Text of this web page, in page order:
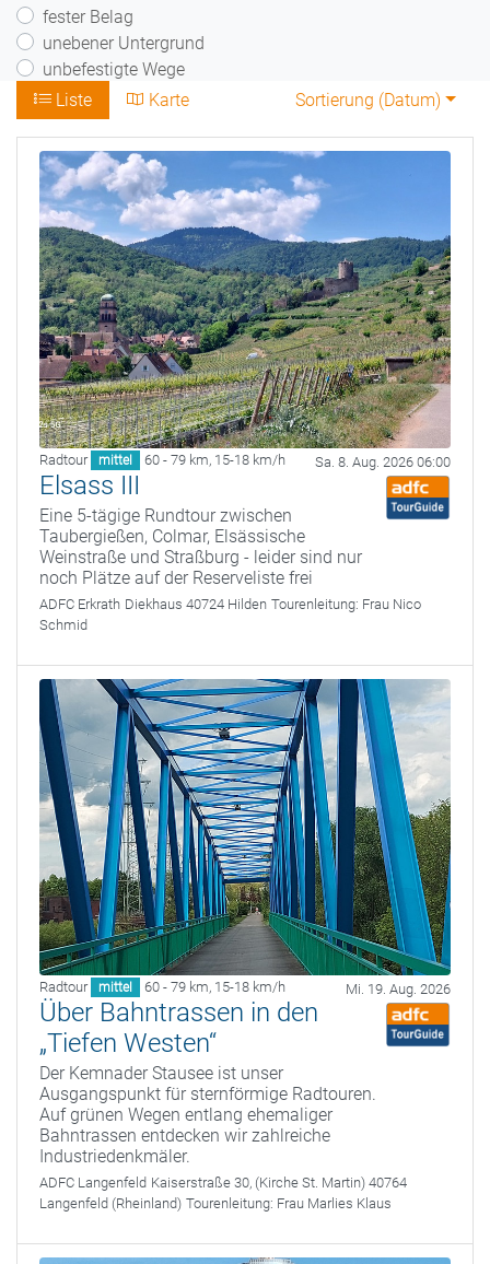
fester Belag
unebener Untergrund
unbefestigte Wege
Liste
Karte Sortierung (Datum)
Radtour mittel 60 - 79 km, 15-18 km/h Sa. 8. Aug. 2026 06:00
Elsass III
Eine 5-tägige Rundtour zwischen
Taubergießen, Colmar, Elsässische
Weinstraße und Straßburg - leider sind nur
noch Plätze auf der Reserveliste frei
ADFC Erkrath Diekhaus 40724 Hilden Tourenleitung: Frau Nico
Schmid
Radtour mittel 60 - 79 km, 15-18 km/h Mi. 19. Aug. 2026
Über Bahntrassen in den
„Tiefen Westen“
Der Kemnader Stausee ist unser
Ausgangspunkt für sternförmige Radtouren.
Auf grünen Wegen entlang ehemaliger
Bahntrassen entdecken wir zahlreiche
Industriedenkmäler.
ADFC Langenfeld Kaiserstraße 30, (Kirche St. Martin) 40764
Langenfeld (Rheinland) Tourenleitung: Frau Marlies Klaus